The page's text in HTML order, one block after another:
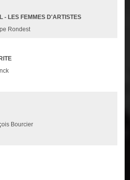
- LES FEMMES D'ARTISTES
Rondest
Bourcier